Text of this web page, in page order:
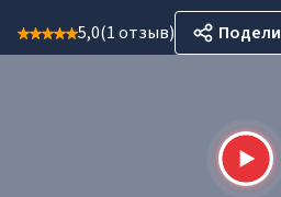
5,0(1 отзыв)